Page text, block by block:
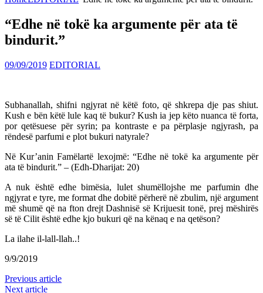
“Edhe në tokë ka argumente për ata të
bindurit.”
09/09/2019 EDITORIAL
Subhanallah, shifni ngjyrat në këtë foto, që shkrepa dje pas shiut.
Kush e bën këtë lule kaq të bukur? Kush ia jep këto nuanca të forta,
por qetësuese për syrin; pa kontraste e pa përplasje ngjyrash, pa
rëndesë parfumi e plot bukuri natyrale?
Në Kur’anin Famëlartë lexojmë: “Edhe në tokë ka argumente për
ata të bindurit.” – (Edh-Dharijat: 20)
A nuk është edhe bimësia, lulet shumëllojshe me parfumin dhe
ngjyrat e tyre, me format dhe dobitë përherë në zbulim, një argument
më shumë që na fton drejt Dashnisë së Krijuesit tonë, prej mëshirës
së të Cilit është edhe kjo bukuri që na kënaq e na qetëson?
La ilahe il-lall-llah..!
9/9/2019
Previous article
Next article